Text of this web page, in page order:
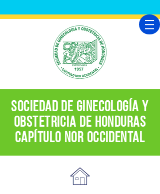
SOCIEDAD DE GINECOLOGÍA Y
OBSTETRICIA DE HONDURAS
CapÍtulo nor Occidental